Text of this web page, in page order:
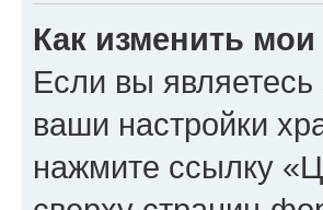
Как изменить
Если вы
ваши настройки
нажмите ссылку